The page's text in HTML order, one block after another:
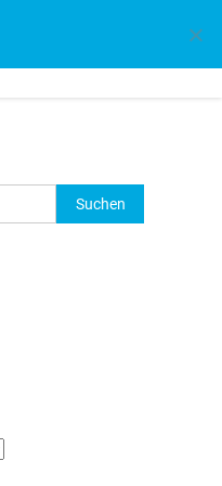
Suchen
nach: